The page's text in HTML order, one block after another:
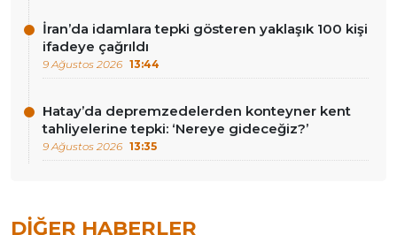
İran’da idamlara tepki gösteren yaklaşık 100 kişi
ifadeye çağrıldı
9 Ağustos 2026 13:44
Hatay’da depremzedelerden konteyner kent
tahliyelerine tepki: ‘Nereye gideceğiz?’
9 Ağustos 2026 13:35
DIĞER HABERLER